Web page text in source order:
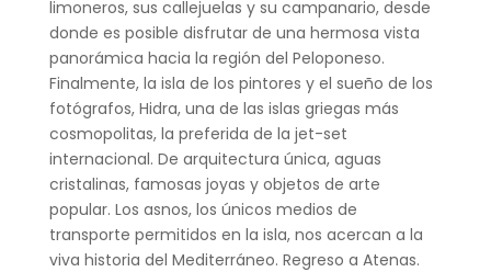
limoneros, sus callejuelas y su campanario, desde
donde es posible disfrutar de una hermosa vista
panorámica hacia la región del Peloponeso.
Finalmente, la isla de los pintores y el sueño de los
fotógrafos, Hidra, una de las islas griegas más
cosmopolitas, la preferida de la jet-set
internacional. De arquitectura única, aguas
cristalinas, famosas joyas y objetos de arte
popular. Los asnos, los únicos medios de
transporte permitidos en la isla, nos acercan a la
viva historia del Mediterráneo. Regreso a Atenas.